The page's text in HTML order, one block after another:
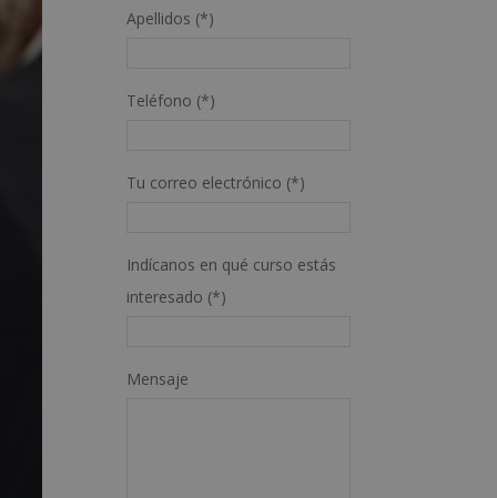
Apellidos (*)
Teléfono (*)
Tu correo electrónico (*)
Indícanos en qué curso estás
interesado (*)
Mensaje